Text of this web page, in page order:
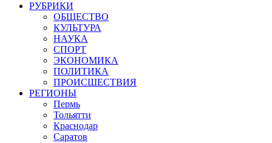
РУБРИКИ
ОБЩЕСТВО
КУЛЬТУРА
НАУКА
СПОРТ
ЭКОНОМИКА
ПОЛИТИКА
ПРОИСШЕСТВИЯ
РЕГИОНЫ
Пермь
Тольятти
Краснодар
Саратов